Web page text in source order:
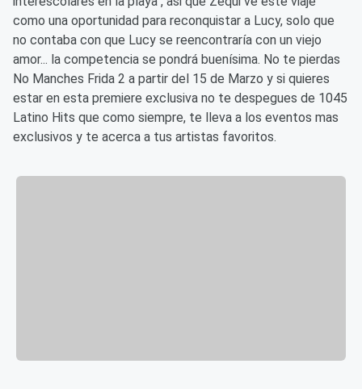
como una oportunidad para reconquistar a Lucy, solo que
no contaba con que Lucy se reencontraría con un viejo
amor... la competencia se pondrá buenísima. No te pierdas
No Manches Frida 2 a partir del 15 de Marzo y si quieres
estar en esta premiere exclusiva no te despegues de 1045
Latino Hits que como siempre, te lleva a los eventos mas
exclusivos y te acerca a tus artistas favoritos.